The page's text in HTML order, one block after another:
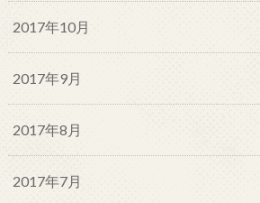
2017年10月
2017年9月
2017年8月
2017年7月